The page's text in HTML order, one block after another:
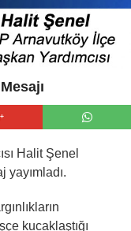
Halit Şenel
yayımladı.
kucaklaştığı